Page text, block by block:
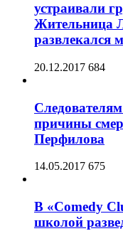
устраивали
Жительница
развлекался
20.12.2017 684
причины
Перфилова
14.05.2017 675
В «Comedy
школой